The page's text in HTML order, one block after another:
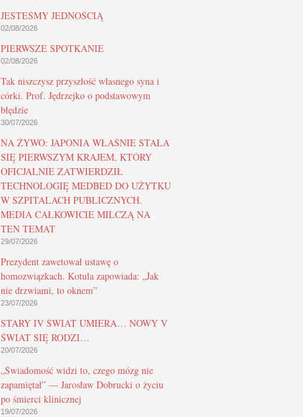
JESTEŚMY JEDNOŚCIĄ
02/08/2026
PIERWSZE SPOTKANIE
02/08/2026
Tak niszczysz przyszłość własnego syna i
córki. Prof. Jędrzejko o podstawowym
błędzie
30/07/2026
NA ŻYWO: JAPONIA WŁAŚNIE STAŁA
SIĘ PIERWSZYM KRAJEM, KTÓRY
OFICJALNIE ZATWIERDZIŁ
TECHNOLOGIĘ MEDBED DO UŻYTKU
W SZPITALACH PUBLICZNYCH.
MEDIA CAŁKOWICIE MILCZĄ NA
TEN TEMAT
29/07/2026
Prezydent zawetował ustawę o
homozwiązkach. Kotula zapowiada: „Jak
nie drzwiami, to oknem”
23/07/2026
STARY IV ŚWIAT UMIERA… NOWY V
ŚWIAT SIĘ RODZI…
20/07/2026
„Świadomość widzi to, czego mózg nie
zapamiętał” — Jarosław Dobrucki o życiu
po śmierci klinicznej
19/07/2026